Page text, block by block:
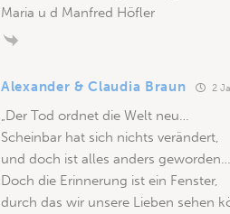
Maria u d Manfred Höfler
Alexander & Claudia Braun 2
„Der Tod ordnet die Welt neu…
Scheinbar hat sich nichts verändert,
und doch ist alles anders
Doch die Erinnerung ist ein Fenster,
durch das wir unsere Lieben sehen